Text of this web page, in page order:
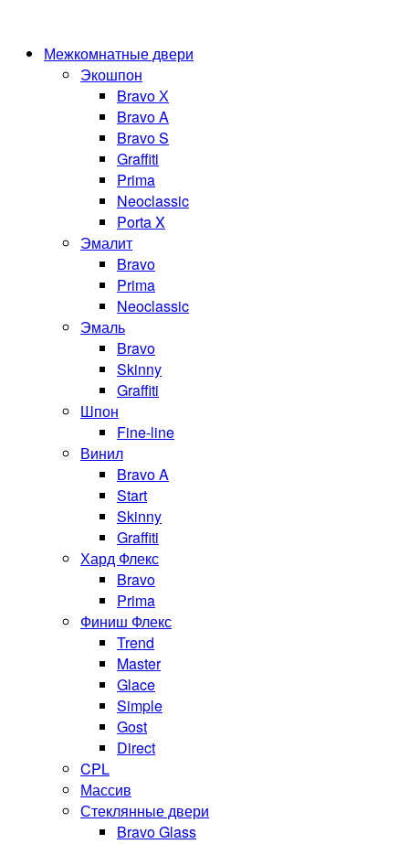
Межкомнатные двери
Экошпон
Bravo Х
Bravo A
Bravo S
Graffiti
Prima
Neoclassic
Porta X
Эмалит
Bravo
Prima
Neoclassic
Эмаль
Bravo
Skinny
Graffiti
Шпон
Fine-line
Винил
Bravo A
Start
Skinny
Graffiti
Хард Флекс
Bravo
Prima
Финиш Флекс
Trend
Master
Glace
Simple
Gost
Direct
CPL
Массив
Стеклянные двери
Bravo Glass